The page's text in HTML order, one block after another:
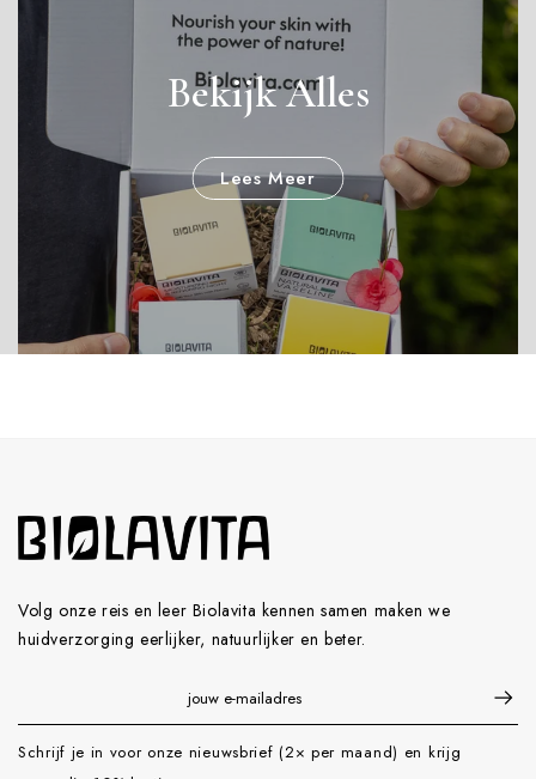
Bekijk Alles
Lees Meer
Volg onze reis en leer Biolavita kennen samen maken we
huidverzorging eerlijker, natuurlijker en beter.
Schrijf je in voor onze nieuwsbrief (2× per maand) en krijg